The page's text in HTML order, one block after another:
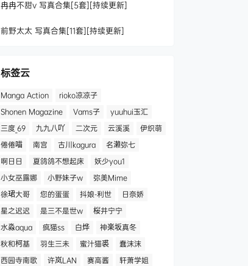
冉冉不甜v 写真合集[5套][持续更新]
前野太太 写真合集[11套][持续更新]
标签云
Manga Action
rioko凉凉子
Shonen Magazine
Vams子
yuuhui玉汇
三度_69
九九八吖 二次元 云溪溪
伊织萌
倦倦喵
南宫 古川kagura
名濑弥七
啊日日
夏鸽鸽不想起床
妖少you1
小女巫露娜
小野妹子w
弥美Mime
徐珺大哥
您的蛋蛋 抖娘-利世
日奈娇
星之迟迟
是三不是世w
桜井宁宁
水淼aqua
疯猫ss 白烨
神楽坂真冬
秋和柯基
羽生三未 蜜汁猫裘
蠢沫沫
西园寺南歌
许岚LAN 赛高酱
轩萧学姐